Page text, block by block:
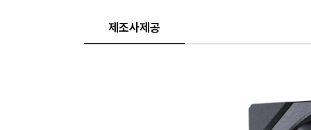
제조사제공